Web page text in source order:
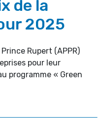
de la
2025
Rupert (APPR)
pour leur
programme « Green